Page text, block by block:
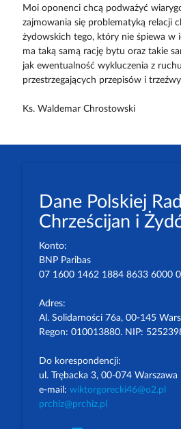
Moi oponenci chcą podważyć
zajmowania się problematyką relacji
żydowskich tego, który nie śpiewa w
ma taką samą rację bytu oraz takie
jak ewentualność wykluczenia z
przestrzegających przepisów i
Ks. Waldemar Chrostowski
Dane Polskiej
Chrześcijan i
Konto:
BNP Paribas
07 1600 1462 1884 8633 6000
Adres:
Al. Solidarności 76a, 00-145
Regon: 010013880. NIP:
Do korespondencji:
ul. Trębacka 3, 00-074 Warszawa
e-mail: wiktorgorecki46@o2.pl
prchiz@prchiz.pl